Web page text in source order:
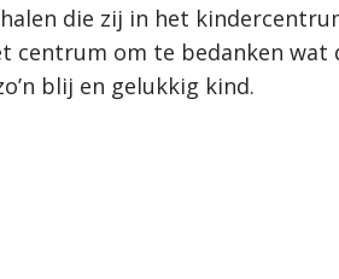
die zij in het
centrum om te bedanken wat
blij en gelukkig kind.